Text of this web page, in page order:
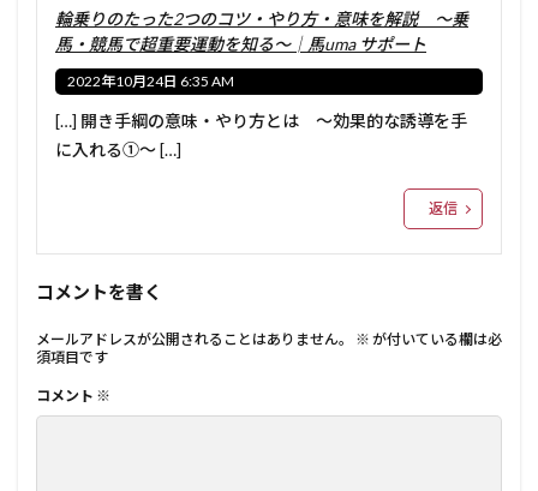
輪乗りのたった2つのコツ・やり方・意味を解説 ～乗
馬・競馬で超重要運動を知る～│馬uma サポート
2022年10月24日 6:35 AM
[…] 開き手綱の意味・やり方とは ～効果的な誘導を手
に入れる①～ […]
返信
コメントを書く
メールアドレスが公開されることはありません。 ※ が付いている欄は必
須項目です
コメント ※